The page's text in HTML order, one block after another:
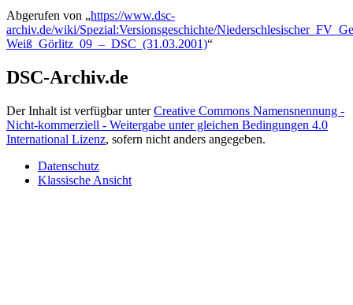
Abgerufen von „https://www.dsc-
archiv.de/wiki/Spezial:Versionsgeschichte/
Weiß_Görlitz_09_–_DSC_(31.03.2001)“
DSC-Archiv.de
Der Inhalt ist verfügbar unterCreative Commons Namensnennung -
Nicht-kommerziell - Weitergabe unter gleichen Bedingungen 4.0
International Lizenz, sofern nicht anders angegeben.
Datenschutz
Klassische Ansicht